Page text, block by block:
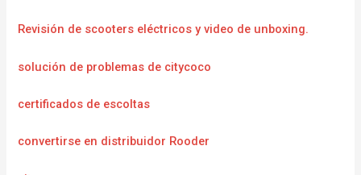
Revisión de scooters eléctricos y video de unboxing.
solución de problemas de citycoco
certificados de escoltas
convertirse en distribuidor Rooder